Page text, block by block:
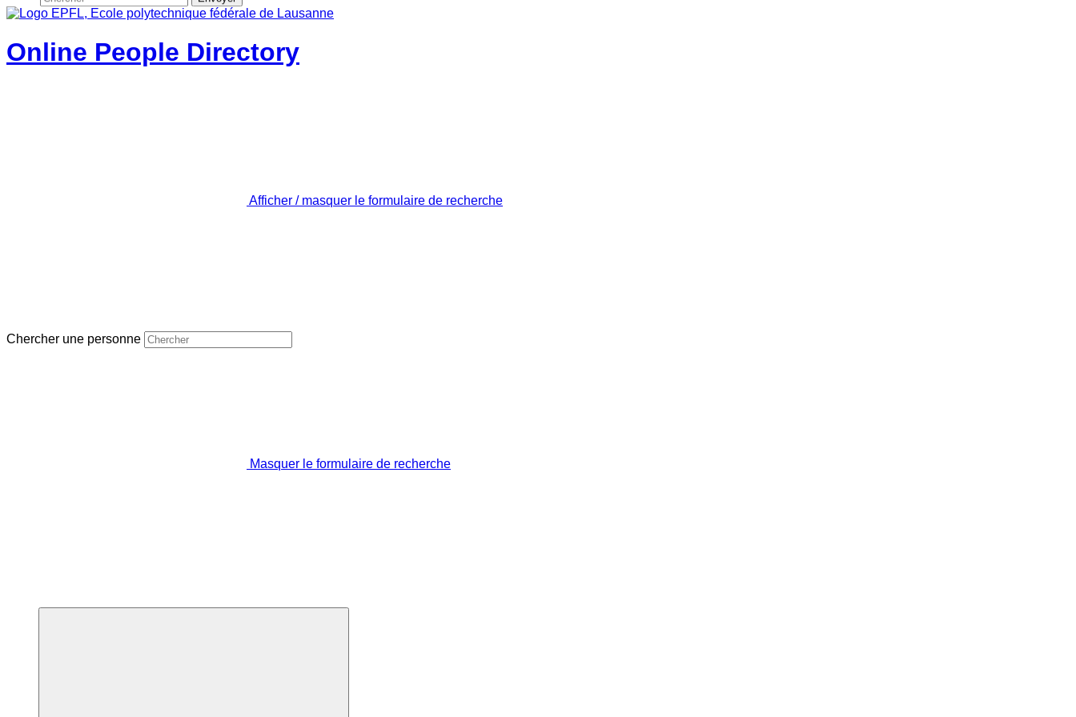
Online People Directory
Afficher / masquer le formulaire de recherche
Chercher une personne
Masquer le formulaire de recherche